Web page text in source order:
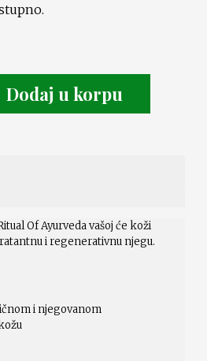
Dodaj u korpu
Of Ayurveda vašoj će koži
i regenerativnu njegu.
i njegovanom